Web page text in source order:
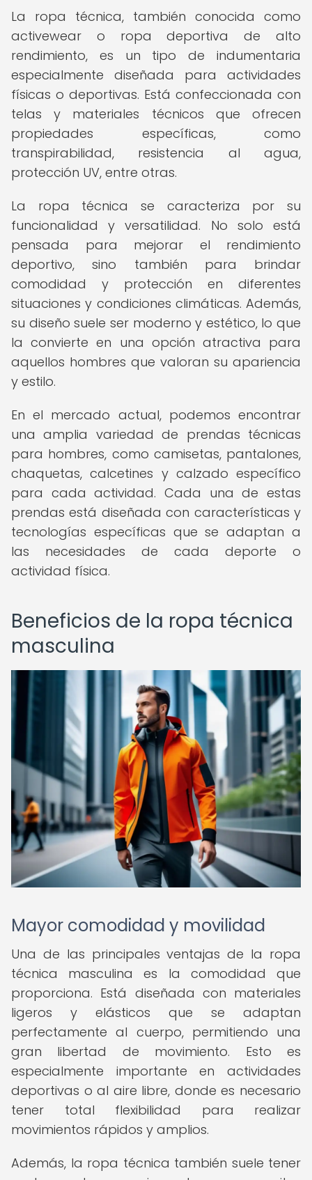
La ropa técnica, también conocida como
activewear o ropa deportiva de alto
rendimiento, es un tipo de indumentaria
especialmente diseñada para actividades
físicas o deportivas. Está confeccionada con
telas y materiales técnicos que ofrecen
propiedades específicas, como
transpirabilidad, resistencia al agua,
protección UV, entre otras.
La ropa técnica se caracteriza por su
funcionalidad y versatilidad. No solo está
pensada para mejorar el rendimiento
deportivo, sino también para brindar
comodidad y protección en diferentes
situaciones y condiciones climáticas. Además,
su diseño suele ser moderno y estético, lo que
la convierte en una opción atractiva para
aquellos hombres que valoran su apariencia
y estilo.
En el mercado actual, podemos encontrar
una amplia variedad de prendas técnicas
para hombres, como camisetas, pantalones,
chaquetas, calcetines y calzado específico
para cada actividad. Cada una de estas
prendas está diseñada con características y
tecnologías específicas que se adaptan a
las necesidades de cada deporte o
actividad física.
Beneficios de la ropa técnica
masculina
Mayor comodidad y movilidad
Una de las principales ventajas de la ropa
técnica masculina es la comodidad que
proporciona. Está diseñada con materiales
ligeros y elásticos que se adaptan
perfectamente al cuerpo, permitiendo una
gran libertad de movimiento. Esto es
especialmente importante en actividades
deportivas o al aire libre, donde es necesario
tener total flexibilidad para realizar
movimientos rápidos y amplios.
Además, la ropa técnica también suele tener